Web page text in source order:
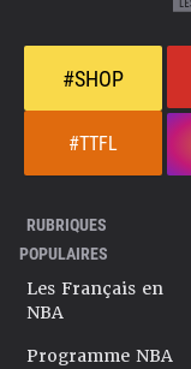
#SHOP
#TTFL
RUBRIQUES
POPULAIRES
Les Français en
NBA
Programme NBA